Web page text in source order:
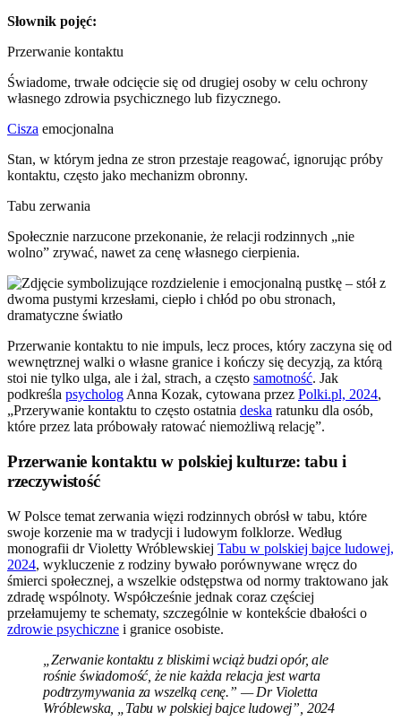
Słownik pojęć:
Przerwanie kontaktu
Świadome, trwałe odcięcie się od drugiej osoby w celu ochrony
własnego zdrowia psychicznego lub fizycznego.
Cisza emocjonalna
Stan, w którym jedna ze stron przestaje reagować, ignorując próby
kontaktu, często jako mechanizm obronny.
Tabu zerwania
Społecznie narzucone przekonanie, że relacji rodzinnych „nie
wolno” zrywać, nawet za cenę własnego cierpienia.
Przerwanie kontaktu to nie impuls, lecz proces, który zaczyna się od
wewnętrznej walki o własne granice i kończy się decyzją, za którą
stoi nie tylko ulga, ale i żal, strach, a często samotność. Jak
podkreśla psycholog Anna Kozak, cytowana przez Polki.pl, 2024,
„Przerywanie kontaktu to często ostatnia deska ratunku dla osób,
które przez lata próbowały ratować niemożliwą relację”.
Przerwanie kontaktu w polskiej kulturze: tabu i
rzeczywistość
W Polsce temat zerwania więzi rodzinnych obrósł w tabu, które
swoje korzenie ma w tradycji i ludowym folklorze. Według
monografii dr Violetty Wróblewskiej Tabu w polskiej bajce ludowej,
2024, wykluczenie z rodziny bywało porównywane wręcz do
śmierci społecznej, a wszelkie odstępstwa od normy traktowano jak
zdradę wspólnoty. Współcześnie jednak coraz częściej
przełamujemy te schematy, szczególnie w kontekście dbałości o
zdrowie psychiczne i granice osobiste.
„Zerwanie kontaktu z bliskimi wciąż budzi opór, ale
rośnie świadomość, że nie każda relacja jest warta
podtrzymywania za wszelką cenę.” — Dr Violetta
Wróblewska, „Tabu w polskiej bajce ludowej”, 2024